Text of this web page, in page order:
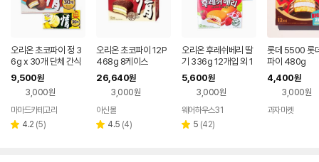
오리온 초코파이 정 3
6g x 30개 단체 간식
외2
9,500원
3,000원
마마드카테고리
별 4.2 리
(5)
오리온 초코파이 12P
468g 8케이스
26,640원
3,000원
아신몰
별 4.5 리
(4)
오리온 후레쉬베리 딸
기 336g 12개입 외 1
1종 초코파이 카스타드
5,600원
3,000원
웨어하우스31
별 5 리
(42)
롯데 5500 롯
파이 480g
4,400원
3,000원
과자마켓